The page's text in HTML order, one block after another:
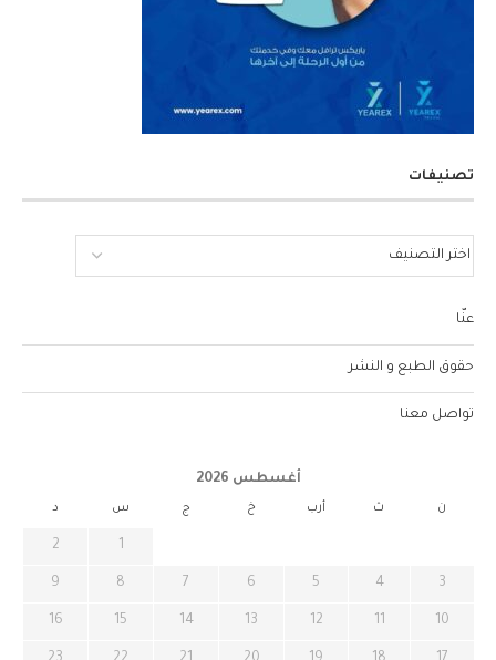
تصنيفات
عنّا
حقوق الطبع و النشر
تواصل معنا
أغسطس 2026
ن ث أرب خ ج س د
1
2
3
4
5
6
7
8
9
10
11
12
13
14
15
16